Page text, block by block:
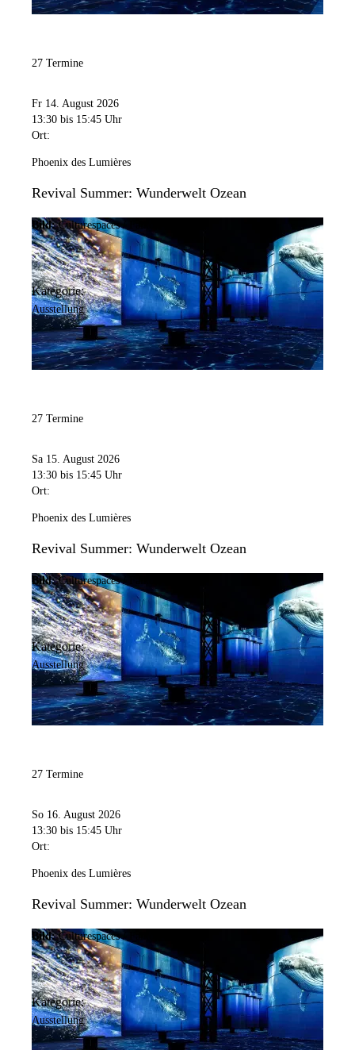
27 Termine
Fr 14. August 2026
13:30 bis 15:45 Uhr
Ort:
Phoenix des Lumières
Revival Summer: Wunderwelt Ozean
Bild: Culturespaces / Falko Wübbecke
Kategorie:
Ausstellung
27 Termine
Sa 15. August 2026
13:30 bis 15:45 Uhr
Ort:
Phoenix des Lumières
Revival Summer: Wunderwelt Ozean
Bild: Culturespaces / Falko Wübbecke
Kategorie:
Ausstellung
27 Termine
So 16. August 2026
13:30 bis 15:45 Uhr
Ort:
Phoenix des Lumières
Revival Summer: Wunderwelt Ozean
Bild: Culturespaces / Falko Wübbecke
Kategorie:
Ausstellung